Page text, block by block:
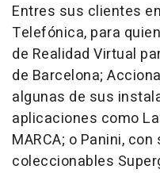
Entres sus clientes
Telefónica, para
de Realidad Virtual
de Barcelona;
algunas de sus
aplicaciones como
MARCA; o Panini,
coleccionables